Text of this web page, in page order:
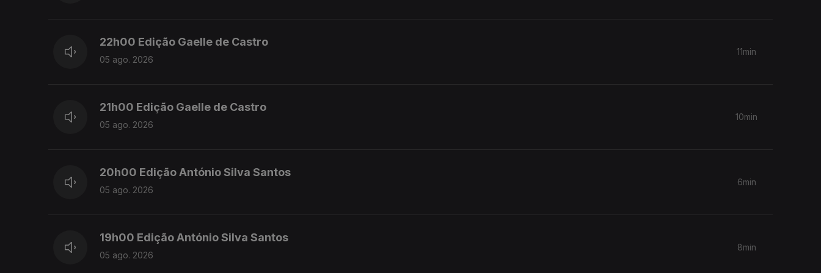
22h00 Edição Gaelle de Castro
05 ago. 2026
11min
21h00 Edição Gaelle de Castro
05 ago. 2026
10min
20h00 Edição António Silva Santos
05 ago. 2026
6min
19h00 Edição António Silva Santos
05 ago. 2026
8min